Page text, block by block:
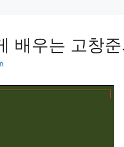
배우는 고창